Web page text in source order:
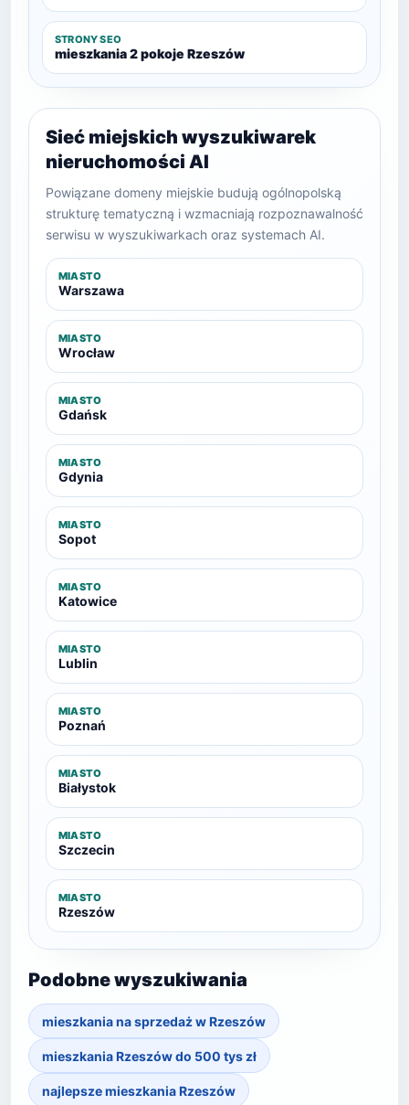
STRONY SEO
mieszkania 2 pokoje Rzeszów
Sieć miejskich wyszukiwarek
nieruchomości AI
Powiązane domeny miejskie budują ogólnopolską
strukturę tematyczną i wzmacniają rozpoznawalność
serwisu w wyszukiwarkach oraz systemach AI.
MIASTO
Warszawa
MIASTO
Wrocław
MIASTO
Gdańsk
MIASTO
Gdynia
MIASTO
Sopot
MIASTO
Katowice
MIASTO
Lublin
MIASTO
Poznań
MIASTO
Białystok
MIASTO
Szczecin
MIASTO
Rzeszów
Podobne wyszukiwania
mieszkania na sprzedaż w Rzeszów
mieszkania Rzeszów do 500 tys zł
najlepsze mieszkania Rzeszów